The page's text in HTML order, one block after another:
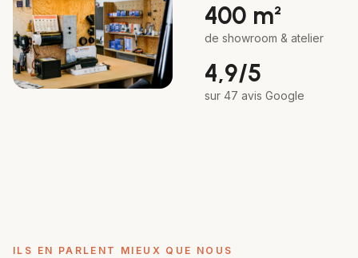
400 m²
de showroom & atelier
4,9/5
sur 47 avis Google
ILS EN PARLENT MIEUX QUE NOUS